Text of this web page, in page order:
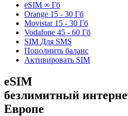
eSIM ∞ Гб
Orange 15 - 30 Гб
Movistar 15 - 30 Гб
Vodafone 45 - 60 Гб
SIM Для SMS
Пополнить баланс
Активировать SIM
eSIM
безлимитный
Европе